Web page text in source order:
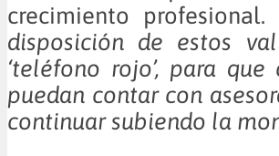
crecimiento profesional.
disposición de estos
‘teléfono rojo’, para
puedan contar con
continuar subiendo la